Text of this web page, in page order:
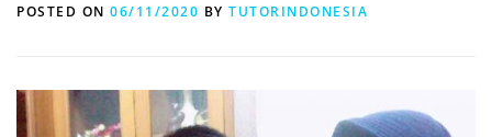
POSTED ON 06/11/2020 BY TUTORINDONESIA